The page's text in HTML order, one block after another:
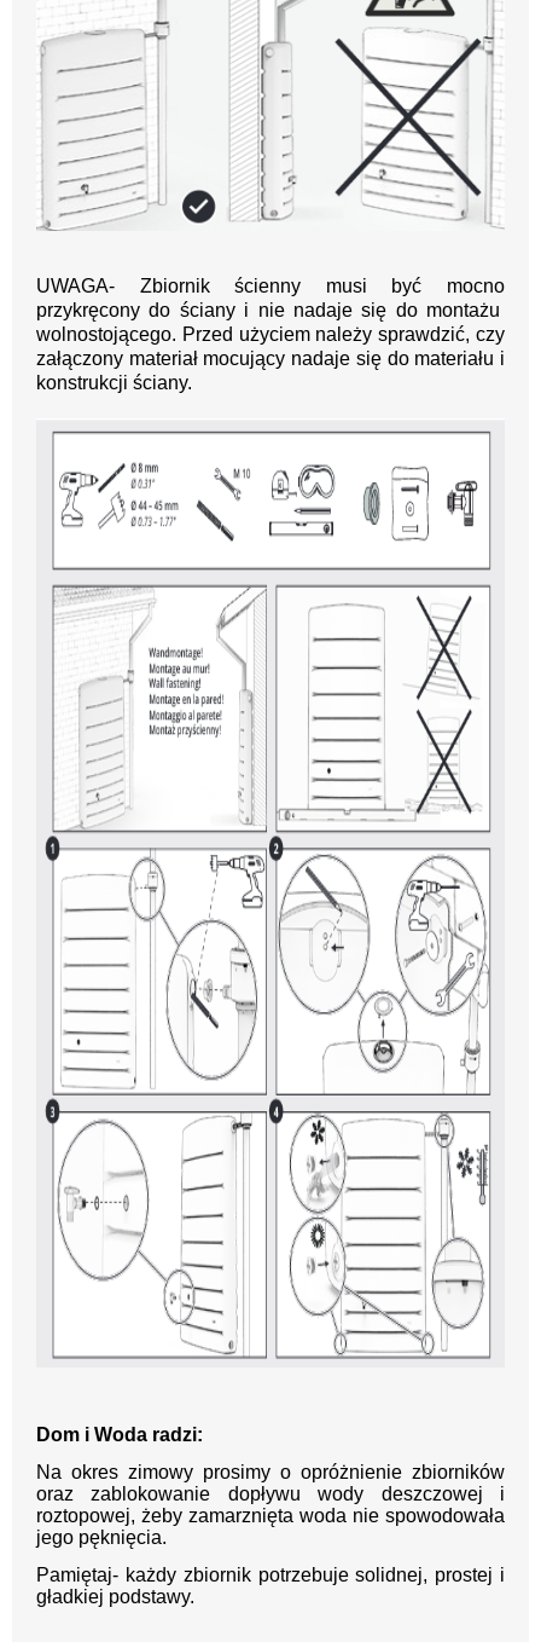
UWAGA- Zbiornik ścienny musi być mocno
przykręcony do ściany i nie nadaje się do montażu
wolnostojącego. Przed użyciem należy sprawdzić, czy
załączony materiał mocujący nadaje się do materiału i
konstrukcji ściany.
Dom i Woda radzi:
Na okres zimowy prosimy o opróżnienie zbiorników
oraz zablokowanie dopływu wody deszczowej i
roztopowej, żeby zamarznięta woda nie spowodowała
jego pęknięcia.
Pamiętaj- każdy zbiornik potrzebuje solidnej, prostej i
gładkiej podstawy.